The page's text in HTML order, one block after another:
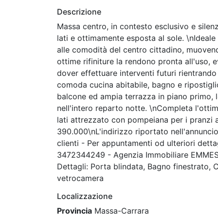
Descrizione
Massa centro, in contesto esclusivo e
lati e ottimamente esposta al sole.
alle comodità del centro cittadino,
ottime rifiniture la rendono pronta all'uso,
dover effettuare interventi futuri
comoda cucina abitabile, bagno e
balcone ed ampia terrazza in piano
nell'intero reparto notte. \nCompleta
lati attrezzato con pompeiana per i
390.000\nL'indirizzo riportato
clienti - Per appuntamenti od ulteriori
3472344249 - Agenzia Immobiliare
Dettagli: Porta blindata, Bagno finestrato,
vetrocamera
Localizzazione
Provincia Massa-Carrara